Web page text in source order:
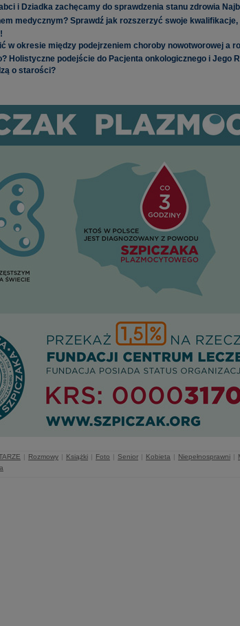
i Dziadka zachęcamy do sprawdzenia stanu zdrowia
medycznym? Sprawdź jak rozszerzyć swoje
w okresie między podejrzeniem choroby nowotworowej a
Holistyczne podejście do Pacjenta onkologicznego i Jego
o starości?
| Rozmowy | Książki | Foto | Senior | Kobieta | Niepełnosprawni |